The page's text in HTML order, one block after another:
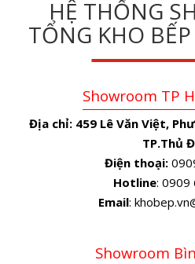
HỆ THỐNG
TỔNG KHO
Showroom TP
Địa chỉ: 459 Lê Văn Việt,
TP.Thủ
Điện thoại:
Hotline: 0909
Email:
Showroom